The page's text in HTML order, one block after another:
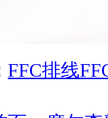
FFC排线